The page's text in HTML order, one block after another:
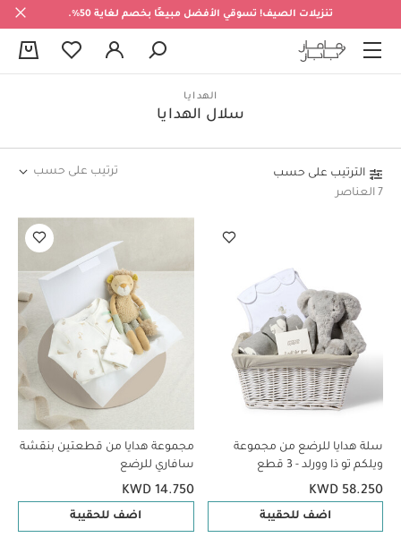
تنزيلات الصيف! تسوقي الأفضل مبيعًا بخصم لغاية 50%.
الهدايا
سلال الهدايا
الترتيب على حسب
7 العناصر
ترتيب على حسب
سلة هدايا للرضع من مجموعة
ويلكم تو ذا وورلد - 3 قطع
KWD 58.250
اضف للحقيبة
مجموعة هدايا من قطعتين بنقشة
سافاري للرضع
KWD 14.750
اضف للحقيبة